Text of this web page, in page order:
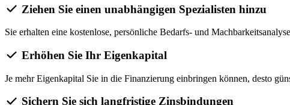
Ziehen Sie einen unabhängigen Spezialisten hinzu
Sie erhalten eine kostenlose, persönliche Bedarfs- und
Erhöhen Sie Ihr Eigenkapital
Je mehr Eigenkapital Sie in die Finanzierung einbringen können, desto
Sichern Sie sich langfristige Zinsbindungen